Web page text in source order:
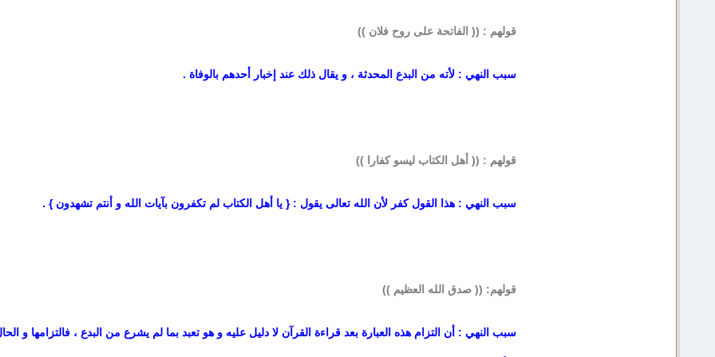
قولهم : (( الفاتحة على روح فلان ))
سبب النهي : لأته من البدع المحدثة ، و يقال ذلك عند إخبار أحدهم بالوفاة .
قولهم : (( أهل الكتاب ليسو كفارا ))
سبب النهي : هذا القول كفر لأن الله تعالى يقول : { يا أهل الكتاب لم تكفرون بآيات الله و أنتم تشهدون } .
قولهم: (( صدق الله العظيم ))
سبب النهي : أن التزام هذه العبارة بعد قراءة القرآن لا دليل عليه و هو تعبد بما لم يشرع من البدع ، فالتزامها و